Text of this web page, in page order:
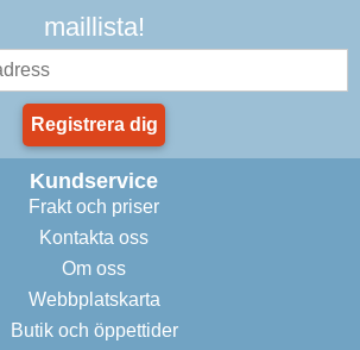
maillista!
Registrera dig
Kundservice
Frakt och priser
Kontakta oss
Om oss
Webbplatskarta
Butik och öppettider